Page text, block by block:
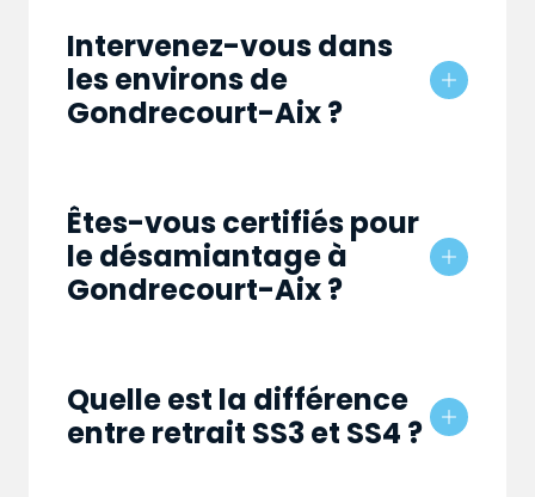
Intervenez-vous dans
les environs de
Gondrecourt-Aix ?
Êtes-vous certifiés pour
le désamiantage à
Gondrecourt-Aix ?
Quelle est la différence
entre retrait SS3 et SS4 ?